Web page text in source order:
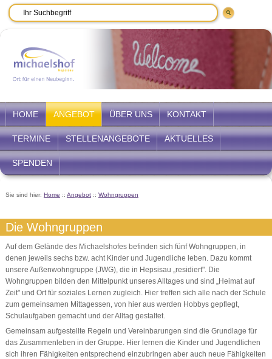
HOME ANGEBOT ÜBER UNS KONTAKT
TERMINE STELLENANGEBOTE AKTUELLES
SPENDEN
Sie sind hier: Home :: Angebot:: Wohngruppen
Die Wohngruppen
Auf dem Gelände des Michaelshofes befinden sich fünf Wohngruppen, in
denen jeweils sechs bzw. acht Kinder und Jugendliche leben. Dazu kommt
unsere Außenwohngruppe (JWG), die in Hepsisau „residiert". Die
Wohngruppen bilden den Mittelpunkt unseres Alltages und sind „Heimat auf
Zeit" und Ort für soziales Lernen zugleich. Hier treffen sich alle nach der Schule
zum gemeinsamen Mittagessen, von hier aus werden Hobbys gepflegt,
Schulaufgaben gemacht und der Alltag gestaltet.
Gemeinsam aufgestellte Regeln und Vereinbarungen sind die Grundlage für
das Zusammenleben in der Gruppe. Hier lernen die Kinder und Jugendlichen
sich ihren Fähigkeiten entsprechend einzubringen aber auch neue Fähigkeiten